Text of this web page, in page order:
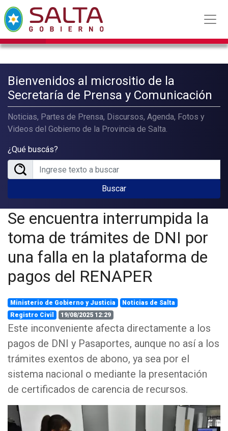
Bienvenidos al micrositio de la
Secretaría de Prensa y Comunicación
Noticias, Partes de Prensa, Discursos, Agenda, Fotos y
Videos del Gobierno de la Provincia de Salta.
¿Qué buscás?
Buscar
Se encuentra interrumpida la
toma de trámites de DNI por
una falla en la plataforma de
pagos del RENAPER
Ministerio de Gobierno y Justicia
Noticias de Salta
Registro Civil
19/08/2025 12:29
Este inconveniente afecta directamente a los
pagos de DNI y Pasaportes, aunque no así a los
trámites exentos de abono, ya sea por el
sistema nacional o mediante la presentación
de certificados de carencia de recursos.